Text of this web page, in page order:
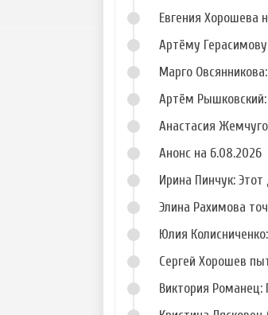
Евгения Хорошева
Артёму
Марго
Артём
Анастасия
Анонс на 6.08.2026
Ирина Пинчук: Этот
Элина Рахимова
Юлия
Сергей Хорошев
Виктория